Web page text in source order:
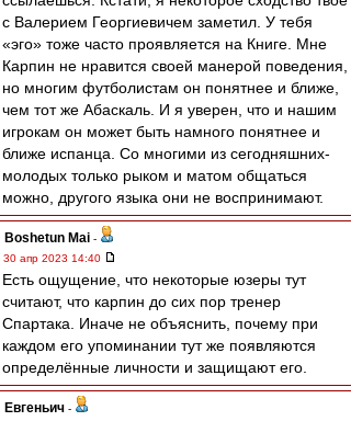
с Валерием Георгиевичем заметил. У тебя
«эго» тоже часто проявляется на Книге. Мне
Карпин не нравится своей манерой поведения,
но многим футболистам он понятнее и ближе,
чем тот же Абаскаль. И я уверен, что и нашим
игрокам он может быть намного понятнее и
ближе испанца. Со многими из сегодняшних-
молодых только рыком и матом общаться
можно, другого языка они не воспринимают.
Boshetun Mai -
30 апр 2023 14:40
Есть ощущение, что некоторые юзеры тут
считают, что карпин до сих пор тренер
Спартака. Иначе не объяснить, почему при
каждом его упоминании тут же появляются
определённые личности и защищают его.
Евгеньич -